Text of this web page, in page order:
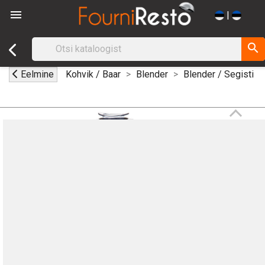
 |
search
Eelmine Kohvik / Baar Blender Blender / Segisti